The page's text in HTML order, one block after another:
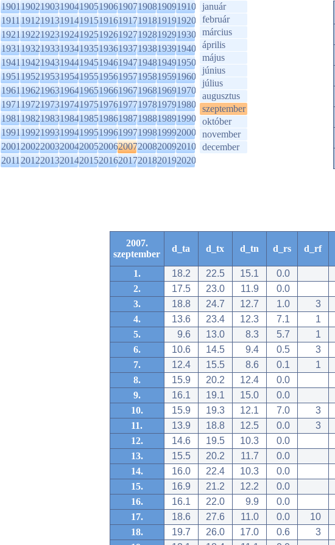
1901190219031904190519061907190819091910
1911191219131914191519161917191819191920
1921192219231924192519261927192819291930
1931193219331934193519361937193819391940
1941194219431944194519461947194819491950
1951195219531954195519561957195819591960
1961196219631964196519661967196819691970
1971197219731974197519761977197819791980
1981198219831984198519861987198819891990
1991199219931994199519961997199819992000
2001200220032004200520062007200820092010
2011201220132014201520162017201820192020
január
február
március
április
május
június
július
augusztus
szeptember
október
november
december
2007.
szeptember
d_ta d_tx d_tn d_rs d_rf
1. 18.2 22.5 15.1 0.0
2.
17.5 23.0 11.9 0.0
3.
18.8 24.7 12.7 1.0 3
4.
13.6 23.4 12.3 7.1 1
5.
9.6 13.0 8.3 5.7 1
6.
10.6 14.5 9.4 0.5 3
7.
12.4 15.5 8.6 0.1 1
8.
15.9 20.2 12.4 0.0
9.
16.1 19.1 15.0 0.0
10.
15.9 19.3 12.1 7.0 3
11.
13.9 18.8 12.5 0.0 3
12.
14.6 19.5 10.3 0.0
13.
15.5 20.2 11.7 0.0
14.
16.0 22.4 10.3 0.0
15.
16.9 21.2 12.2 0.0
16.
16.1 22.0 9.9 0.0
17.
18.6 27.6 11.0 0.0 10
18.
19.7 26.0 17.0 0.6 3